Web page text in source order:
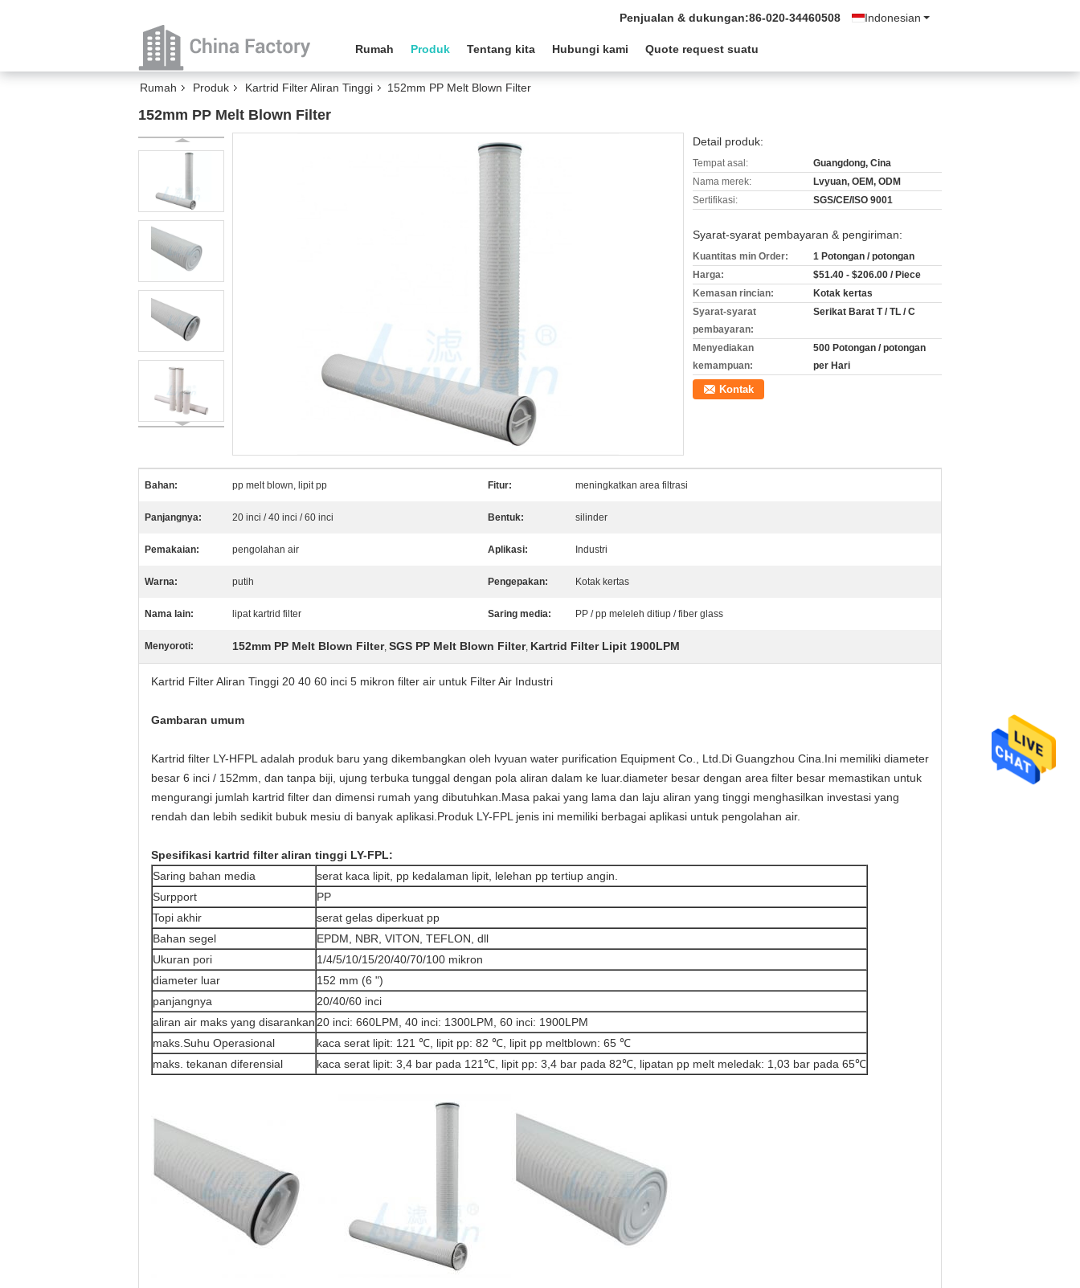
Indonesian
Penjualan & dukungan:86-020-34460508
Rumah Produk Tentang kita Hubungi kami Quote request suatu
Rumah Produk Kartrid Filter Aliran Tinggi 152mm PP Melt Blown Filter
152mm PP Melt Blown Filter
Detail produk:
Tempat asal:
Guangdong, Cina
Nama merek:
Lvyuan, OEM, ODM
Sertifikasi:
SGS/CE/ISO 9001
Syarat-syarat pembayaran & pengiriman:
Kuantitas min Order:
1 Potongan / potongan
Harga:
$51.40 - $206.00 / Piece
Kemasan rincian:
Kotak kertas
Syarat-syarat
pembayaran:
Serikat Barat T / TL / C
Menyediakan
kemampuan:
500 Potongan / potongan
per Hari
Kontak
Bahan: pp melt blown, lipit pp Fitur: meningkatkan area filtrasi
Panjangnya: 20 inci / 40 inci / 60 inci Bentuk: silinder
Pemakaian: pengolahan air Aplikasi: Industri
Warna: putih Pengepakan: Kotak kertas
Nama lain: lipat kartrid filter Saring media: PP / pp meleleh ditiup / fiber glass
Menyoroti: 152mm PP Melt Blown Filter, SGS PP Melt Blown Filter, Kartrid Filter Lipit 1900LPM
Kartrid Filter Aliran Tinggi 20 40 60 inci 5 mikron filter air untuk Filter Air Industri
Gambaran umum
Kartrid filter LY-HFPL adalah produk baru yang dikembangkan oleh lvyuan water purification Equipment Co., Ltd.Di Guangzhou Cina.Ini memiliki diameter
besar 6 inci / 152mm, dan tanpa biji, ujung terbuka tunggal dengan pola aliran dalam ke luar.diameter besar dengan area filter besar memastikan untuk
mengurangi jumlah kartrid filter dan dimensi rumah yang dibutuhkan.Masa pakai yang lama dan laju aliran yang tinggi menghasilkan investasi yang
rendah dan lebih sedikit bubuk mesiu di banyak aplikasi.Produk LY-FPL jenis ini memiliki berbagai aplikasi untuk pengolahan air.
Spesifikasi kartrid filter aliran tinggi LY-FPL:
Saring bahan media
serat kaca lipit, pp kedalaman lipit, lelehan pp tertiup angin.
Surpport
PP
Topi akhir
serat gelas diperkuat pp
Bahan segel
EPDM, NBR, VITON, TEFLON, dll
Ukuran pori
1/4/5/10/15/20/40/70/100 mikron
diameter luar
152 mm (6 ")
panjangnya
20/40/60 inci
aliran air maks yang disarankan 20 inci: 660LPM, 40 inci: 1300LPM, 60 inci: 1900LPM
maks.Suhu Operasional
kaca serat lipit: 121 ℃, lipit pp: 82 ℃, lipit pp meltblown: 65 ℃
maks. tekanan diferensial
kaca serat lipit: 3,4 bar pada 121℃, lipit pp: 3,4 bar pada 82℃, lipatan pp melt meledak: 1,03 bar pada 65℃